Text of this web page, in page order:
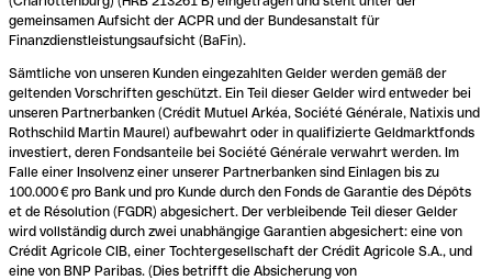
gemeinsamen Aufsicht der ACPR und der Bundesanstalt für
Finanzdienstleistungsaufsicht (BaFin).
Sämtliche von unseren Kunden eingezahlten Gelder werden gemäß der
geltenden Vorschriften geschützt. Ein Teil dieser Gelder wird entweder bei
unseren Partnerbanken (Crédit Mutuel Arkéa, Société Générale, Natixis und
Rothschild Martin Maurel) aufbewahrt oder in qualifizierte Geldmarktfonds
investiert, deren Fondsanteile bei Société Générale verwahrt werden. Im
Falle einer Insolvenz einer unserer Partnerbanken sind Einlagen bis zu
100.000 € pro Bank und pro Kunde durch den Fonds de Garantie des Dépôts
et de Résolution (FGDR) abgesichert. Der verbleibende Teil dieser Gelder
wird vollständig durch zwei unabhängige Garantien abgesichert: eine von
Crédit Agricole CIB, einer Tochtergesellschaft der Crédit Agricole S.A., und
eine von BNP Paribas. (Dies betrifft die Absicherung von